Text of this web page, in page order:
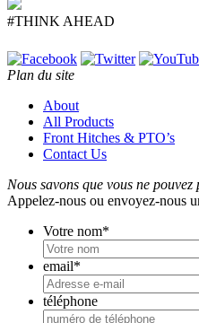
#THINK AHEAD
Plan du site
About
All Products
Front Hitches & PTO’s
Contact Us
Nous savons que vous ne
Appelez-nous ou envoyez-nous
Votre nom*
email*
téléphone